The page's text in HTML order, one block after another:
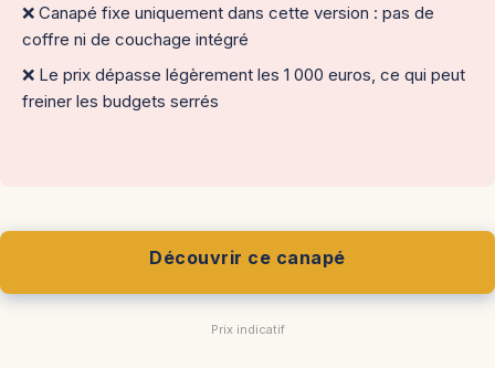
❌ Canapé fixe uniquement dans cette version : pas de
coffre ni de couchage intégré
❌ Le prix dépasse légèrement les 1 000 euros, ce qui peut
freiner les budgets serrés
Découvrir ce canapé
Prix indicatif